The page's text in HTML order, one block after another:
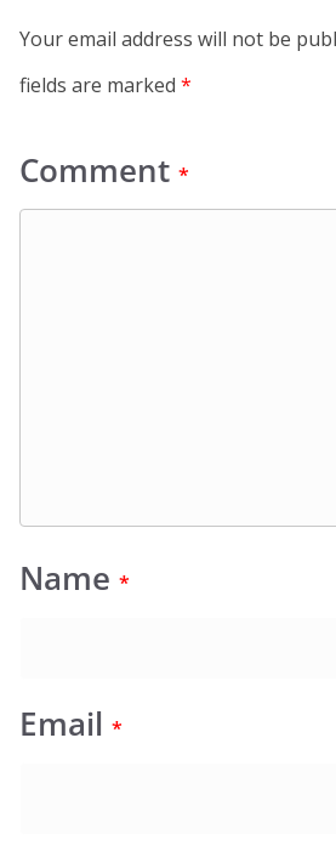
Your email address will not be
fields are marked *
Comment *
Name *
Email *